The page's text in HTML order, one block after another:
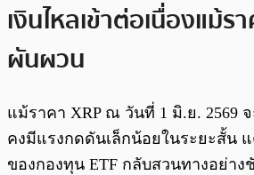
เงินไหลเข้าต่อเนื่องแม้ร
ผันผวน
แม้ราคา XRP ณ วันที่ 1 มิ.ย. 2569
คงมีแรงกดดันเล็กน้อยในระยะสั้น แ
ของกองทุน ETF กลับสวนทางอย่าง